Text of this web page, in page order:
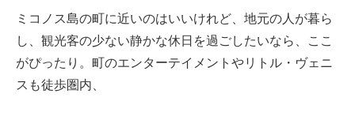
ミコノス島の町に近いのはいいけれど、地元の人が暮ら
し、観光客の少ない静かな休日を過ごしたいなら、ここ
がぴったり。町のエンターテイメントやリトル・ヴェニ
スも徒歩圏内、